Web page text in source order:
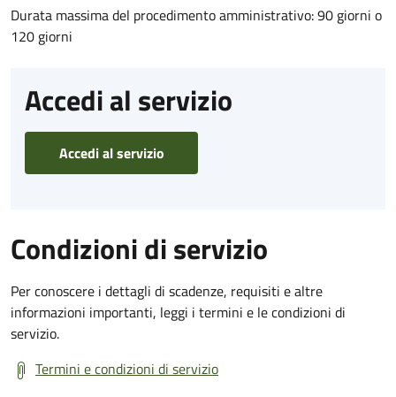
Durata massima del procedimento amministrativo: 90 giorni o
120 giorni
Accedi al servizio
Accedi al servizio
Condizioni di servizio
Per conoscere i dettagli di scadenze, requisiti e altre
informazioni importanti, leggi i termini e le condizioni di
servizio.
Termini e condizioni di servizio